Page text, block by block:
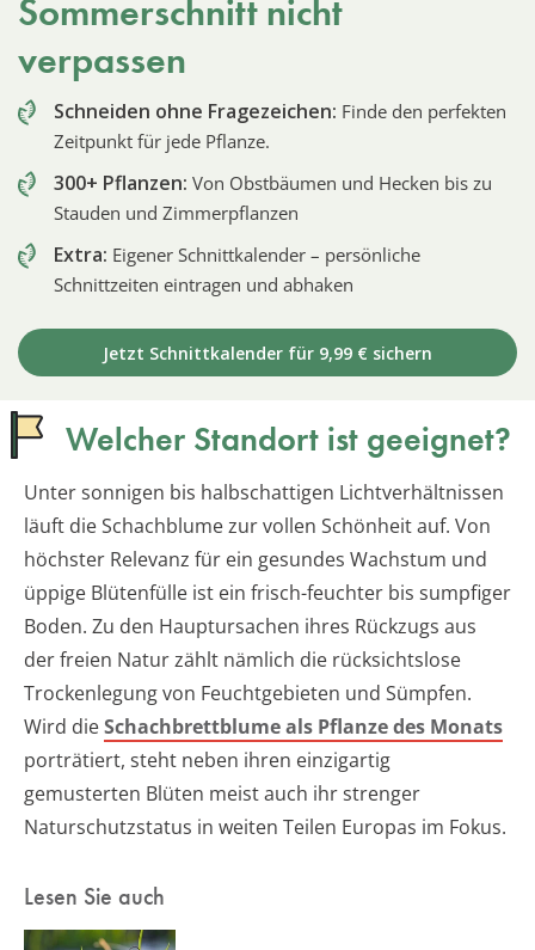
Sommerschnitt nicht
verpassen
Schneiden ohne Fragezeichen: Finde den perfekten
Zeitpunkt für jede Pflanze.
300+ Pflanzen: Von Obstbäumen und Hecken bis zu
Stauden und Zimmerpflanzen
Extra: Eigener Schnittkalender – persönliche
Schnittzeiten eintragen und abhaken
Jetzt Schnittkalender für 9,99 € sichern
Welcher Standort ist geeignet?
Unter sonnigen bis halbschattigen Lichtverhältnissen
läuft die Schachblume zur vollen Schönheit auf. Von
höchster Relevanz für ein gesundes Wachstum und
üppige Blütenfülle ist ein frisch-feuchter bis sumpfiger
Boden. Zu den Hauptursachen ihres Rückzugs aus
der freien Natur zählt nämlich die rücksichtslose
Trockenlegung von Feuchtgebieten und Sümpfen.
Wird dieSchachbrettblume als Pflanze des Monats
porträtiert, steht neben ihren einzigartig
gemusterten Blüten meist auch ihr strenger
Naturschutzstatus in weiten Teilen Europas im Fokus.
Lesen Sie auch